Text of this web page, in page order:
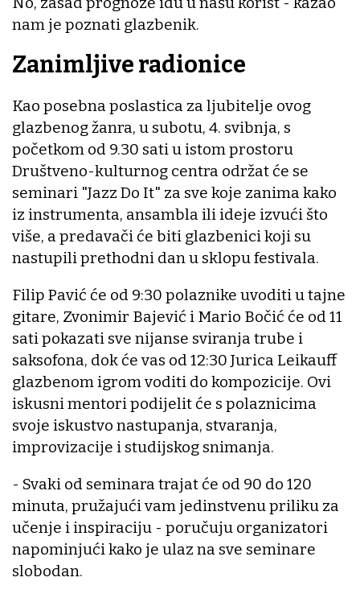
nam je poznati glazbenik.
Zanimljive radionice
Kao posebna poslastica za ljubitelje ovog
glazbenog žanra, u subotu, 4. svibnja, s
početkom od 9.30 sati u istom prostoru
Društveno-kulturnog centra održat će se
seminari "Jazz Do It" za sve koje zanima kako
iz instrumenta, ansambla ili ideje izvući što
više, a predavači će biti glazbenici koji su
nastupili prethodni dan u sklopu festivala.
Filip Pavić će od 9:30 polaznike uvoditi u tajne
gitare, Zvonimir Bajević i Mario Bočić će od 11
sati pokazati sve nijanse sviranja trube i
saksofona, dok će vas od 12:30 Jurica Leikauff
glazbenom igrom voditi do kompozicije. Ovi
iskusni mentori podijelit će s polaznicima
svoje iskustvo nastupanja, stvaranja,
improvizacije i studijskog snimanja.
- Svaki od seminara trajat će od 90 do 120
minuta, pružajući vam jedinstvenu priliku za
učenje i inspiraciju - poručuju organizatori
napominjući kako je ulaz na sve seminare
slobodan.